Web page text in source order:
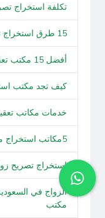
تكلفة استخراج
15 طرق استخراج تصريح زواج من سعودية بسهولة
أفضل 15 مكتب تعقيب معتمد بالسعودية
كيف تجد مكتب
خدمات مكاتب
5مكاتب استخراج موافقة زواج سريع دون تعقيدات
استخراج تصريح
مكتب